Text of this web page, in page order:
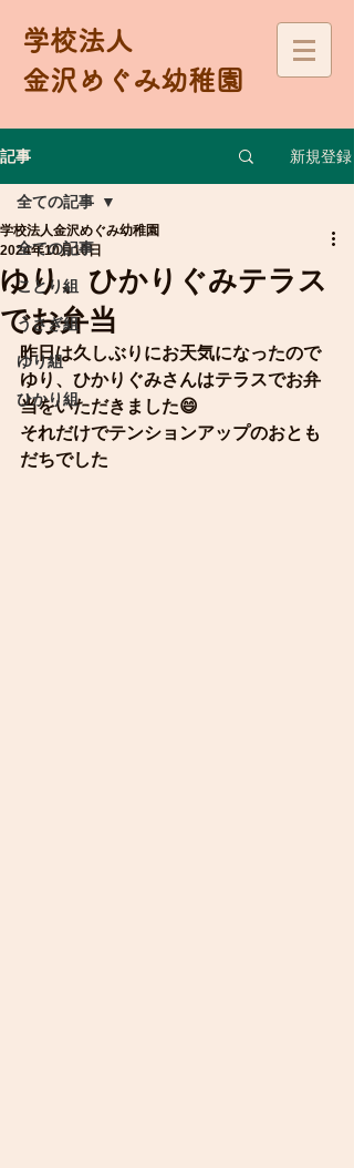
学校法人
金沢めぐみ幼稚園
記事 新規登録
全ての記事
ことり組
うさぎ組
ゆり組
ひかり組
全ての記事
ゆり、ひかりぐみテラス
でお弁当
学校法人金沢めぐみ幼稚園
2024年10月10日
昨日は久しぶりにお天気になったので
ゆり、ひかりぐみさんはテラスでお弁
当をいただきました😄
それだけでテンションアップのおとも
だちでした